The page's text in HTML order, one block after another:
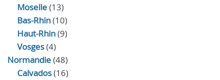
Moselle(13)
Bas-Rhin(10)
Haut-Rhin(9)
Vosges(4)
Normandie(48)
Calvados(16)